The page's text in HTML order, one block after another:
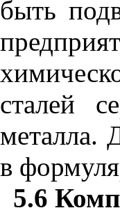
быть
сталей
металла.
в
5.6